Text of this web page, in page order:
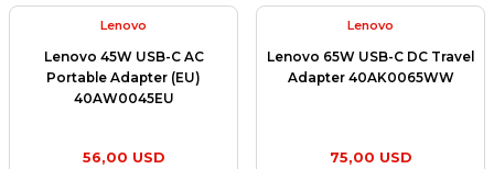
Lenovo
Lenovo 45W USB-C AC
Portable Adapter (EU)
40AW0045EU
56,00 USD
Lenovo
Lenovo 65W USB-C DC Travel
Adapter 40AK0065WW
75,00 USD